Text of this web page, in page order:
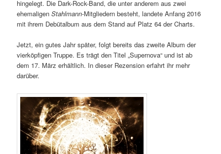
hingelegt. Die Dark-Rock-Band, die unter anderem aus zwei
ehemaligenStahlmann-Mitgliedern besteht, landete Anfang 2016
mit ihrem Debütalbum aus dem Stand auf Platz 64 der Charts.
Jetzt, ein gutes Jahr später, folgt bereits das zweite Album der
vierköpfigen Truppe. Es trägt den Titel „Supernova“ und ist ab
dem 17. März erhältlich. In dieser Rezension erfahrt ihr mehr
darüber.